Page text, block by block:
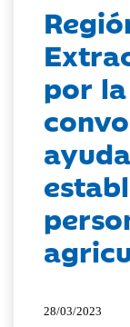
por
28/03/2023